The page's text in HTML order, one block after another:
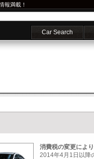
報満載！
Car Search
消費税の変更によ
2014年4月1日以降